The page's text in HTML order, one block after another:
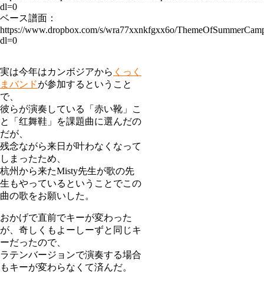
dl=0
ベース譜面：
https://www.dropbox.com/s/wra77xxnkfgxx6o/
dl=0
実は今年はカンボジアから くっく
まバンドが参加するということ
で、
彼らが演奏している「赤い靴」こ
と「红舞鞋」を課題曲に選んだの
だが、
残念ながら来日が叶わなくなって
しまったため、
杭州から来たMisty先生が歌の先
生もやっているということでこの
曲の歌をお願いした。
おかげで直前でキーが変わった
が、奇しくもよーしーずと同じキ
ーだったので、
ラテンバージョンで演奏する場合
もキーが変わらなくて済んだ。